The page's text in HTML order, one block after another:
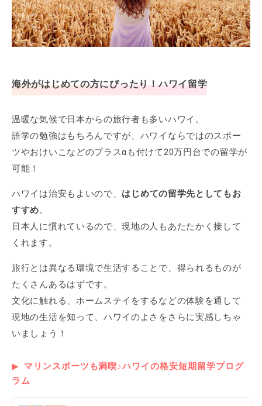
海外がはじめての方にぴったり！ハワイ留学
温暖な気候で日本からの旅行者も多いハワイ。
語学の勉強はもちろんですが、ハワイならではのスポー
ツやおけいこなどのプラスαも付けて20万円台での留学が
可能！
ハワイは治安もよいので、 はじめての留学先としてもお
すすめ。
日本人に慣れているので、現地の人もあたたかく接して
くれます。
旅行とは異なる環境で生活することで、得られるものが
たくさんあるはずです。
文化に触れる、ホームステイをするなどの体験を通して
現地の生活を知って、ハワイのよさをさらに実感しちゃ
いましょう！
マリンスポーツも満喫♪ハワイの格安短期留学プログ
ラム